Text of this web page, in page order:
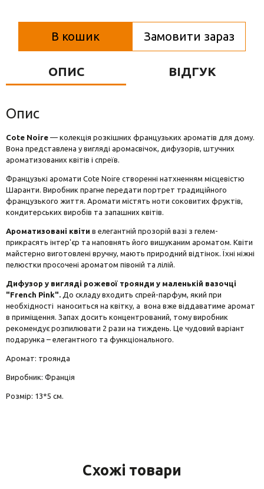
Фігурки та статуетки
В кошик Замовити зараз
ОПИС ВІДГУК
Опис
Cote Noire — колекція розкішних французьких ароматів для дому.
Вона представлена у вигляді аромасвічок, дифузорів, штучних
ароматизованих квітів і спреїв.
Французькі аромати Cote Noire створенні натхненням місцевістю
Шаранти. Виробник прагне передати портрет традиційного
французького життя. Аромати містять ноти соковитих фруктів,
кондитерських виробів та запашних квітів.
Ароматизовані квіти в елегантній прозорій вазі з гелем-
прикрасять інтер'єр та наповнять його вишуканим ароматом. Квіти
майстерно виготовлені вручну, мають природний відтінок. Їхні ніжні
пелюстки просочені ароматом півоній та лілій.
Дифузор у вигляді рожевої троянди у маленькій вазочці
"Frеnch Pink". До складу входить спрей-парфум, який при
необхідності наноситься на квітку, а вона вже віддаватиме аромат
в приміщення. Запах досить концентрований, тому виробник
рекомендує розпилювати 2 рази на тиждень. Це чудовий варіант
подарунка – елегантного та функціонального.
Аромат: троянда
Виробник: Франція
Розмір: 13*5 см.
Схожі товари